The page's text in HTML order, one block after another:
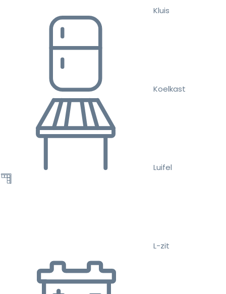
Kluis
Koelkast
Luifel
L-zit